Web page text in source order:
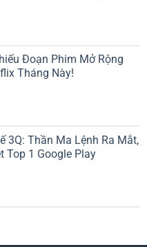
Đoạn Phim Mở Rộng
Tháng Này!
3Q: Thần Ma Lệnh Ra Mắt,
Top 1 Google Play